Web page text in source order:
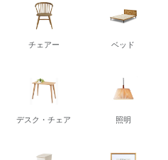
チェアー ベッド
デスク・チェア 照明